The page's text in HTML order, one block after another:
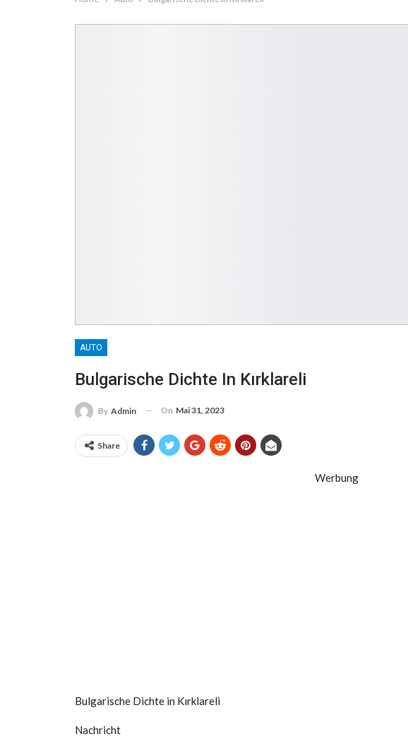
AUTO
Bulgarische Dichte In Kırklareli
By Admin On Mai 31, 2023
Share
Werbung
Bulgarische Dichte in Kırklareli
Nachricht